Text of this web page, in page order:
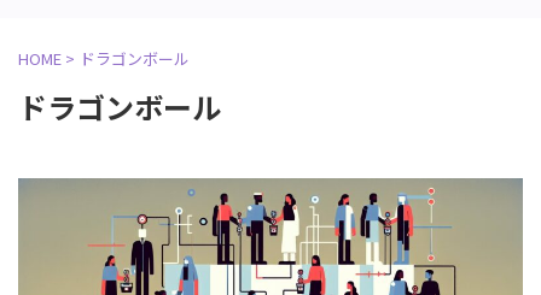
HOME > ドラゴンボール
ドラゴンボール